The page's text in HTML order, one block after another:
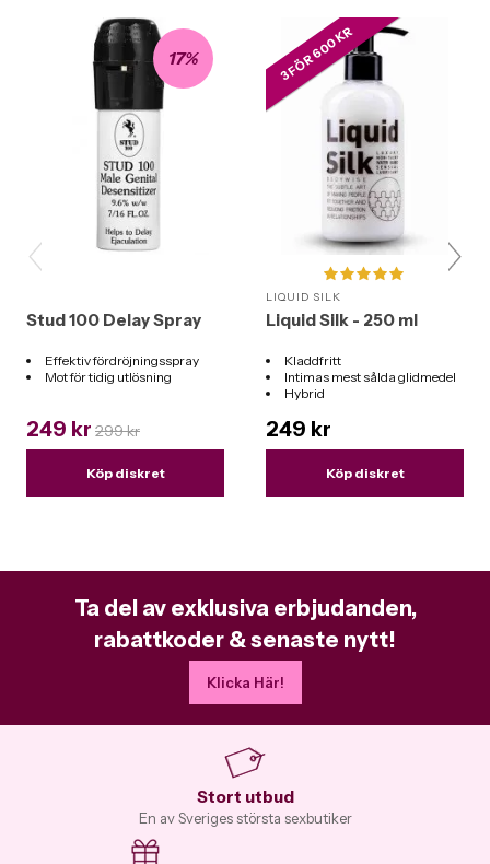
17%
Stud 100 Delay Spray
Effektiv fördröjningsspray
Mot för tidig utlösning
249 kr 299 kr
Köp diskret
3 FÖR 600 KR
LIQUID SILK
Liquid Silk - 250 ml
Kladdfritt
Intimas mest sålda glidmedel
Hybrid
249 kr
Köp diskret
Ta del av exklusiva erbjudanden,
rabattkoder & senaste nytt!
Klicka Här!
Stort utbud
En av Sveriges största sexbutiker